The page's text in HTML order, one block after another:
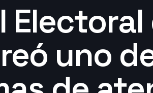
Electoral
uno